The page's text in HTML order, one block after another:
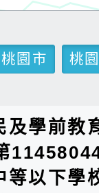
桃園市
桃
及學前教
等以下學